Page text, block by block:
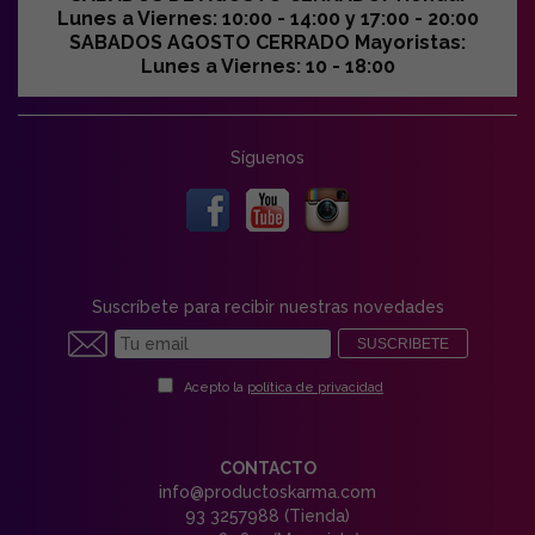
Lunes a Viernes: 10:00 - 14:00 y 17:00 - 20:00
SABADOS AGOSTO CERRADO Mayoristas:
Lunes a Viernes: 10 - 18:00
Síguenos
Suscríbete para recibir nuestras novedades
SUSCRIBETE
Acepto la política de privacidad
CONTACTO
info@productoskarma.com
93 3257988 (Tienda)